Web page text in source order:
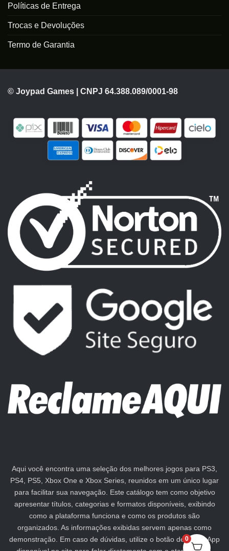
Políticas de Entrega
Trocas e Devoluções
Termo de Garantia
© Joypad Games | CNPJ 64.388.089/0001-98
Aqui você encontra uma seleção dos melhores jogos para PS3,
PS4, PS5, Xbox One e Xbox Series, reunidos em um único lugar
para facilitar sua navegação. Este catálogo tem como objetivo
apresentar títulos, categorias e formatos disponíveis, exibindo
como a plataforma funciona e como os produtos são
organizados. As informações exibidas servem apenas como
demonstração. Em caso de dúvidas, utilize o botão de WhatsApp
0